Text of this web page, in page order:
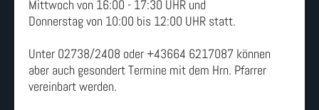
Mittwoch von 16:00 - 17:30 UHR und
Donnerstag von 10:00 bis 12:00 UHR statt.
Unter 02738/2408 oder +43664 6217087 können
aber auch gesondert Termine mit dem Hrn. Pfarrer
vereinbart werden.